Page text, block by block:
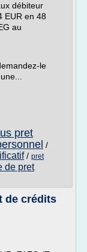
débiteur
EUR en 48
au
le
pret
/
/ pret
de pret
de crédits